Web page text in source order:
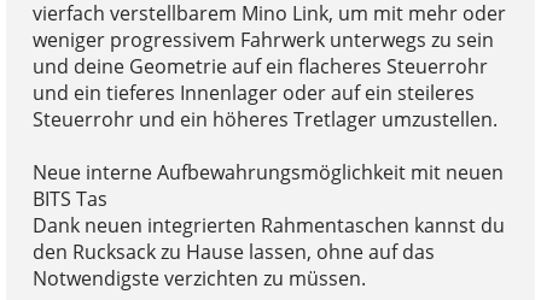
vierfach verstellbarem Mino Link, um mit mehr oder
weniger progressivem Fahrwerk unterwegs zu sein
und deine Geometrie auf ein flacheres Steuerrohr
und ein tieferes Innenlager oder auf ein steileres
Steuerrohr und ein höheres Tretlager umzustellen.
Neue interne Aufbewahrungsmöglichkeit mit neuen
BITS Tas
Dank neuen integrierten Rahmentaschen kannst du
den Rucksack zu Hause lassen, ohne auf das
Notwendigste verzichten zu müssen.